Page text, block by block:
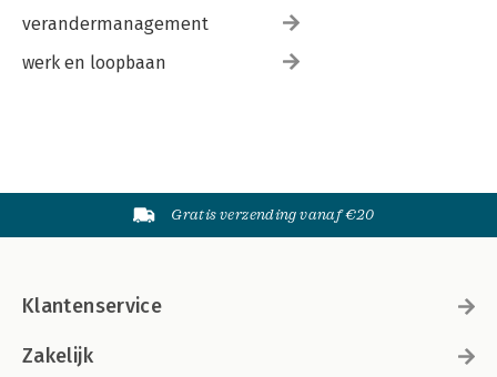
verandermanagement
werk en loopbaan
Gratis verzending vanaf €20
Klantenservice
Zakelijk